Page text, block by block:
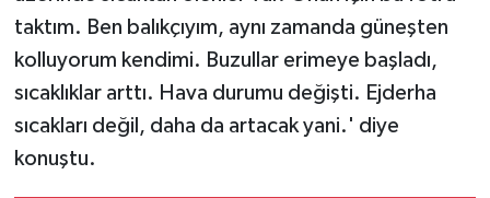
taktım. Ben balıkçıyım, aynı zamanda güneşten
kolluyorum kendimi. Buzullar erimeye başladı,
sıcaklıklar arttı. Hava durumu değişti. Ejderha
sıcakları değil, daha da artacak yani.' diye
konuştu.